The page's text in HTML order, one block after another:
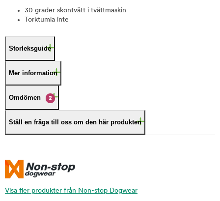
30 grader skontvätt i tvättmaskin
Torktumla inte
Storleksguide
Mer information
Omdömen 2
Ställ en fråga till oss om den här produkten
Visa fler produkter från Non-stop Dogwear